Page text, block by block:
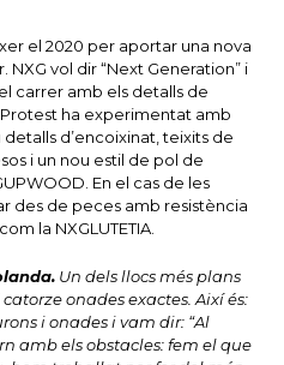
el 2020 per aportar una nova
NXG vol dir “Next Generation” i
carrer amb els detalls de
ha experimentat amb
detalls d’encoixinat, teixits de
i un nou estil de pol de
En el cas de les
des de peces amb resistència
la NXGLUTETIA.
Un dels llocs més plans
onades exactes. Així és:
i onades i vam dir: “Al
amb els obstacles: fem el que